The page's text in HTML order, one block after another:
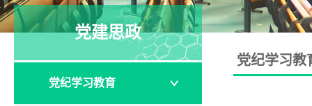
党建思政
党纪学习教育
党纪学习教